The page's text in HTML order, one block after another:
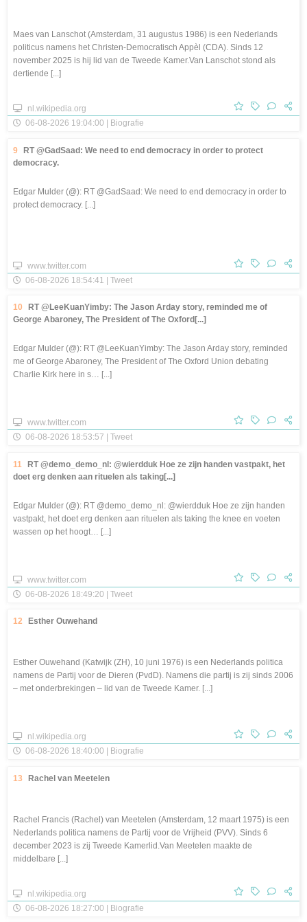
Maes van Lanschot (Amsterdam, 31 augustus 1986) is een Nederlands
politicus namens het Christen-Democratisch Appèl (CDA). Sinds 12
november 2025 is hij lid van de Tweede Kamer.Van Lanschot stond als
dertiende [...]
nl.wikipedia.org
06-08-2026 19:04:00 | Biografie
9 RT @GadSaad: We need to end democracy in order to protect
democracy.
Edgar Mulder (@): RT @GadSaad: We need to end democracy in order to
protect democracy. [...]
www.twitter.com
06-08-2026 18:54:41 | Tweet
10
RT @LeeKuanYimby: The Jason Arday story, reminded me of
George Abaroney, The President of The Oxford[...]
Edgar Mulder (@): RT @LeeKuanYimby: The Jason Arday story, reminded
me of George Abaroney, The President of The Oxford Union debating
Charlie Kirk here in s… [...]
www.twitter.com
06-08-2026 18:53:57 | Tweet
11
RT @demo_demo_nl: @wierdduk Hoe ze zijn handen vastpakt, het
doet erg denken aan rituelen als taking[...]
Edgar Mulder (@): RT @demo_demo_nl: @wierdduk Hoe ze zijn handen
vastpakt, het doet erg denken aan rituelen als taking the knee en voeten
wassen op het hoogt… [...]
www.twitter.com
06-08-2026 18:49:20 | Tweet
12 Esther Ouwehand
Esther Ouwehand (Katwijk (ZH), 10 juni 1976) is een Nederlands politica
namens de Partij voor de Dieren (PvdD). Namens die partij is zij sinds 2006
– met onderbrekingen – lid van de Tweede Kamer. [...]
nl.wikipedia.org
06-08-2026 18:40:00 | Biografie
13 Rachel van Meetelen
Rachel Francis (Rachel) van Meetelen (Amsterdam, 12 maart 1975) is een
Nederlands politica namens de Partij voor de Vrijheid (PVV). Sinds 6
december 2023 is zij Tweede Kamerlid.Van Meetelen maakte de
middelbare [...]
nl.wikipedia.org
06-08-2026 18:27:00 | Biografie